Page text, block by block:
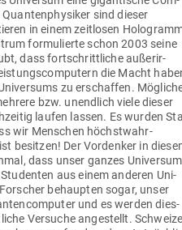
sind dieser
in einem zeit­losen
for­mu­lierte schon 2003 seine
dass fort­schritt­liche außer­ir­
die Macht
zu erschaffen.
bzw. unendlich viele dieser
laufen lassen. Es wurden
wir Men­schen höchst­wahr­
besitzen! Der Vor­denker in
dass unser ganzes Uni­versum
aus einem anderen Uni­
behaupten sogar, unser
und es werden dies­
Ver­suche ange­stellt.